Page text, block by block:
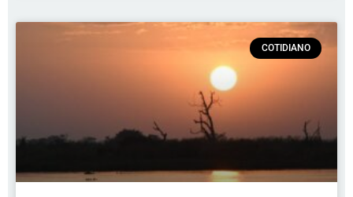
COTIDIANO